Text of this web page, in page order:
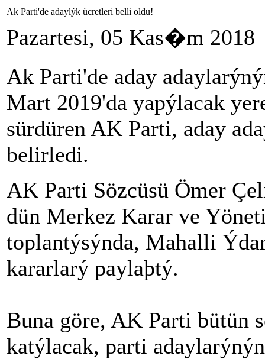
Ak Parti'de adaylýk ücretleri belli oldu!
Pazartesi, 05 Kas�m 2018
Ak Parti'de aday
Mart 2019'da yapýlacak
sürdüren AK Parti, aday
belirledi.
AK Parti Sözcüsü Ömer
dün Merkez Karar ve
toplantýsýnda, Mahalli
kararlarý paylaþtý.
Buna göre, AK Parti bütün
katýlacak, parti